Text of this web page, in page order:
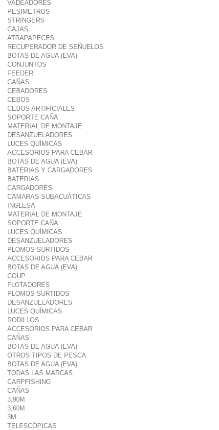
VADEADORES
PESIMETROS
STRINGERS
CAJAS
ATRAPAPECES
RECUPERADOR DE SEÑUELOS
BOTAS DE AGUA (EVA)
CONJUNTOS
FEEDER
CAÑAS
CEBADORES
CEBOS
CEBOS ARTIFICIALES
SOPORTE CAÑA
MATERIAL DE MONTAJE
DESANZUELADORES
LUCES QUÍMICAS
ACCESORIOS PARA CEBAR
BOTAS DE AGUA (EVA)
BATERIAS Y CARGADORES
BATERIAS
CARGADORES
CAMARAS SUBACUÁTICAS
INGLESA
MATERIAL DE MONTAJE
SOPORTE CAÑA
LUCES QUÍMICAS
DESANZUELADORES
PLOMOS SURTIDOS
ACCESORIOS PARA CEBAR
BOTAS DE AGUA (EVA)
COUP
FLOTADORES
PLOMOS SURTIDOS
DESANZUELADORES
LUCES QUÍMICAS
RODILLOS
ACCESORIOS PARA CEBAR
CAÑAS
BOTAS DE AGUA (EVA)
OTROS TIPOS DE PESCA
BOTAS DE AGUA (EVA)
TODAS LAS MARCAS
CARPFISHING
CAÑAS
3,90M
3,60M
3M
TELESCÓPICAS